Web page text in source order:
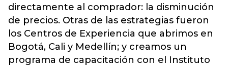
directamente al comprador: la disminución
de precios. Otras de las estrategias fueron
los Centros de Experiencia que abrimos en
Bogotá, Cali y Medellín; y creamos un
programa de capacitación con el Instituto